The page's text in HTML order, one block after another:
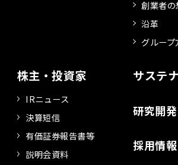
創業者の
沿革
グルー
株主・投資家
IRニュース
決算短信
有価証券報告書等
説明会資料
サステ
研究開発
採用情報